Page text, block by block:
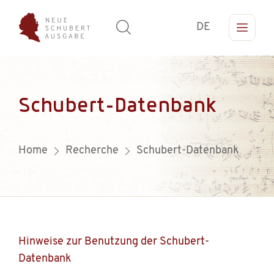
DE
Schubert-Datenbank
Home Recherche Schubert-Datenbank
Hinweise zur Benutzung der Schubert-
Datenbank